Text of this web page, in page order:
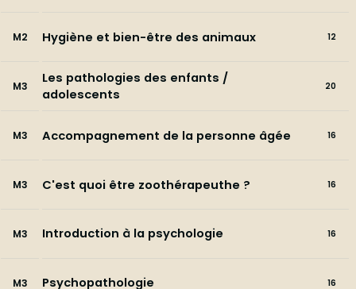
M2 Hygiène et bien-être des animaux 12
M3
Les pathologies des enfants /
adolescents
20
M3 Accompagnement de la personne âgée 16
M3 C'est quoi être zoothérapeuthe ? 16
M3 Introduction à la psychologie 16
M3 Psychopathologie 16